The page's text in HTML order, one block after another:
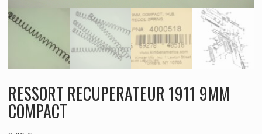
RESSORT RECUPERATEUR 1911 9MM
COMPACT